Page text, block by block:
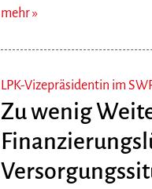
mehr
LPK-Vizepräsidentin im
Zu wenig